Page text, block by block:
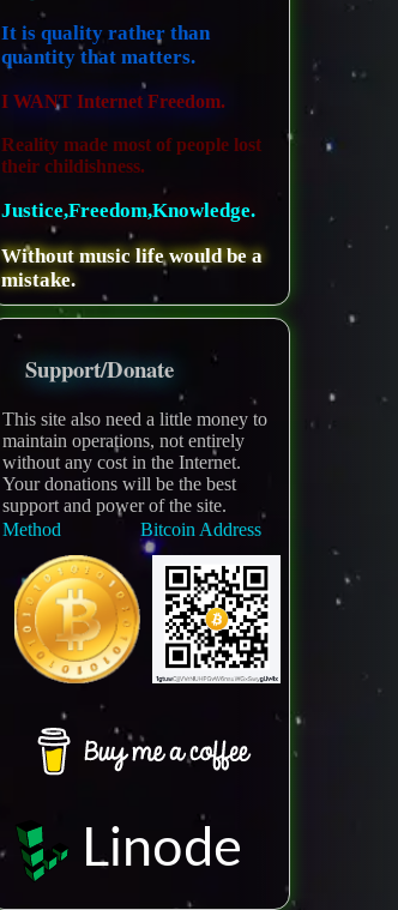
It is quality rather than
quantity that matters.
I WANT Internet Freedom.
Reality made most of people lost
their childishness.
Justice,Freedom,Knowledge.
Without music life would be a
mistake.
Support/Donate
This site also need a little money to
maintain operations, not entirely
without any cost in the Internet.
Your donations will be the best
support and power of the site.
Method
Bitcoin Address
Linode